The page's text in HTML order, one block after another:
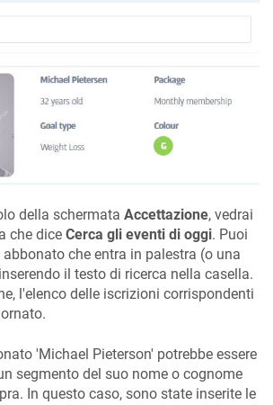
della schermata Accettazione, vedrai
che dice Cerca gli eventi di oggi. Puoi
che entra in palestra (o una
il testo di ricerca nella casella.
l'elenco delle iscrizioni corrispondenti
'Michael Pieterson' potrebbe essere
segmento del suo nome o cognome
In questo caso, sono state inserite le